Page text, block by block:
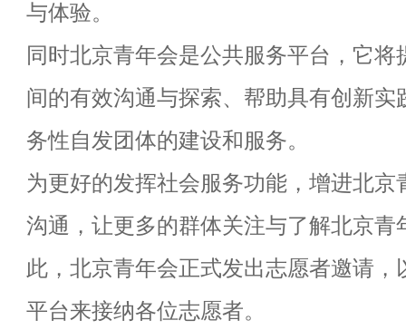
与体验。
同时北京青年会是公共服务平台，它将
间的有效沟通与探索、帮助具有创新实
务性自发团体的建设和服务。
为更好的发挥社会服务功能，增进北京
沟通，让更多的群体关注与了解北京青
此，北京青年会正式发出志愿者邀请，
平台来接纳各位志愿者。